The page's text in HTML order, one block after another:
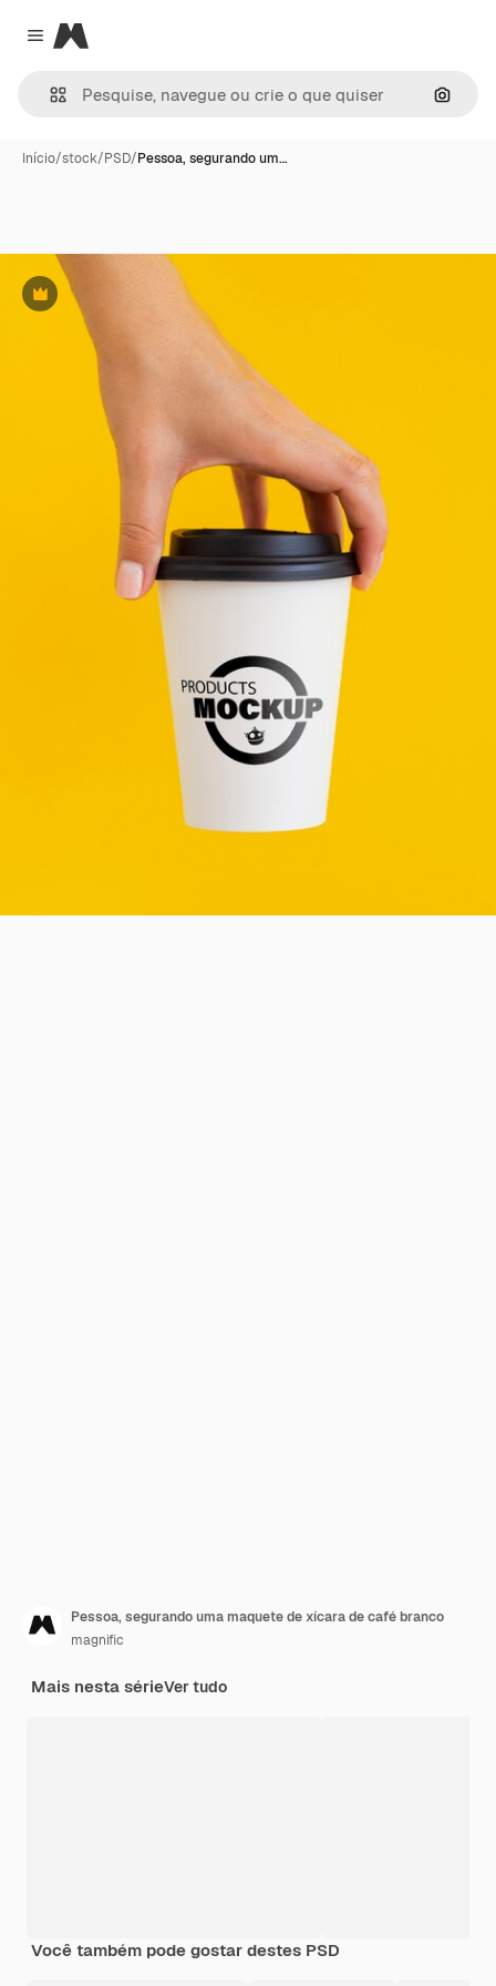
Close menu
Magnific
Início/stock/PSD/Pessoa, segurando um…
Premium
Pessoa, segurando uma maquete de xícara de café branco
magnific
Mais nesta sérieVer tudo
Você também pode gostar destes PSD